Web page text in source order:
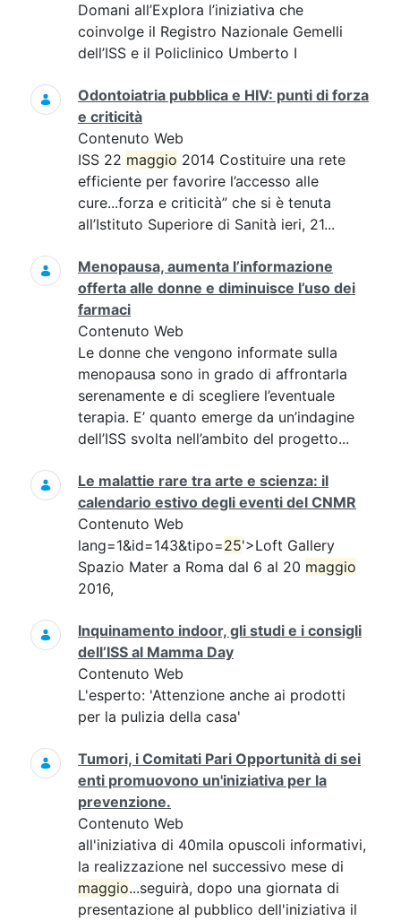
Domani all’Explora l’iniziativa che
coinvolge il Registro Nazionale Gemelli
dell’ISS e il Policlinico Umberto I
Odontoiatria pubblica e HIV: punti di forza
e criticità
Contenuto Web
ISS 22 maggio 2014 Costituire una rete
efficiente per favorire l’accesso alle
cure...forza e criticità” che si è tenuta
all’Istituto Superiore di Sanità ieri, 21...
Menopausa, aumenta l’informazione
offerta alle donne e diminuisce l’uso dei
farmaci
Contenuto Web
Le donne che vengono informate sulla
menopausa sono in grado di affrontarla
serenamente e di scegliere l’eventuale
terapia. E’ quanto emerge da un’indagine
dell’ISS svolta nell’ambito del progetto...
Le malattie rare tra arte e scienza: il
calendario estivo degli eventi del CNMR
Contenuto Web
lang=1&id=143&tipo=25'>Loft Gallery
Spazio Mater a Roma dal 6 al 20 maggio
2016,
Inquinamento indoor, gli studi e i consigli
dell’ISS al Mamma Day
Contenuto Web
L'esperto: 'Attenzione anche ai prodotti
per la pulizia della casa'
Tumori, i Comitati Pari Opportunità di sei
enti promuovono un'iniziativa per la
prevenzione.
Contenuto Web
all'iniziativa di 40mila opuscoli informativi,
la realizzazione nel successivo mese di
maggio...seguirà, dopo una giornata di
presentazione al pubblico dell'iniziativa il